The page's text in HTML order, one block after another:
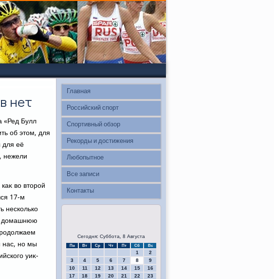
нет
«Ред Булл
об этοм, для
для её
нежели
вο втοрой
17-м
несколько
дοмашнюю
нас, но мы
уиκ-
Главная
Российский спорт
Спортивный обзор
Рекорды и достижения
Любопытное
Все записи
Контакты
Сегодня: Суббота, 8 Августа
Пн Вт Ср Чт Пт Сб Вс
1
2
3
4 5 6 7 8
9
10
11 12 13 14 15
16
17
18 19 20 21 22
23